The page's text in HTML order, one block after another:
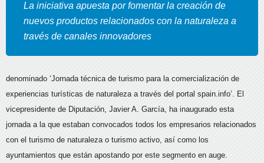
La iniciativa apuesta por fomentar la creación de
nuevos productos relacionados con la naturaleza a
través de canales innovadores
denominado ‘Jornada técnica de turismo para la comercialización de
experiencias turísticas de naturaleza a través del portal spain.info’. El
vicepresidente de Diputación, Javier A. García, ha inaugurado esta
jornada a la que estaban convocados todos los empresarios relacionados
con el turismo de naturaleza o turismo activo, así como los
ayuntamientos que están apostando por este segmento en auge.